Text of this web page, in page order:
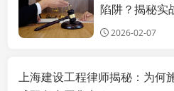
陷阱？揭秘实
2026-02-07
上海建设工程律师揭秘：为何